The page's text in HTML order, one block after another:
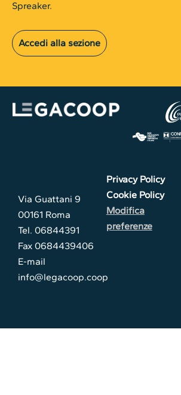
Spreaker.
Accedi alla sezione
Via Guattani 9
00161 Roma
Tel. 06844391
Fax 0684439406
E-mail
info@legacoop.coop
Privacy Policy
Cookie Policy
Modifica
preferenze